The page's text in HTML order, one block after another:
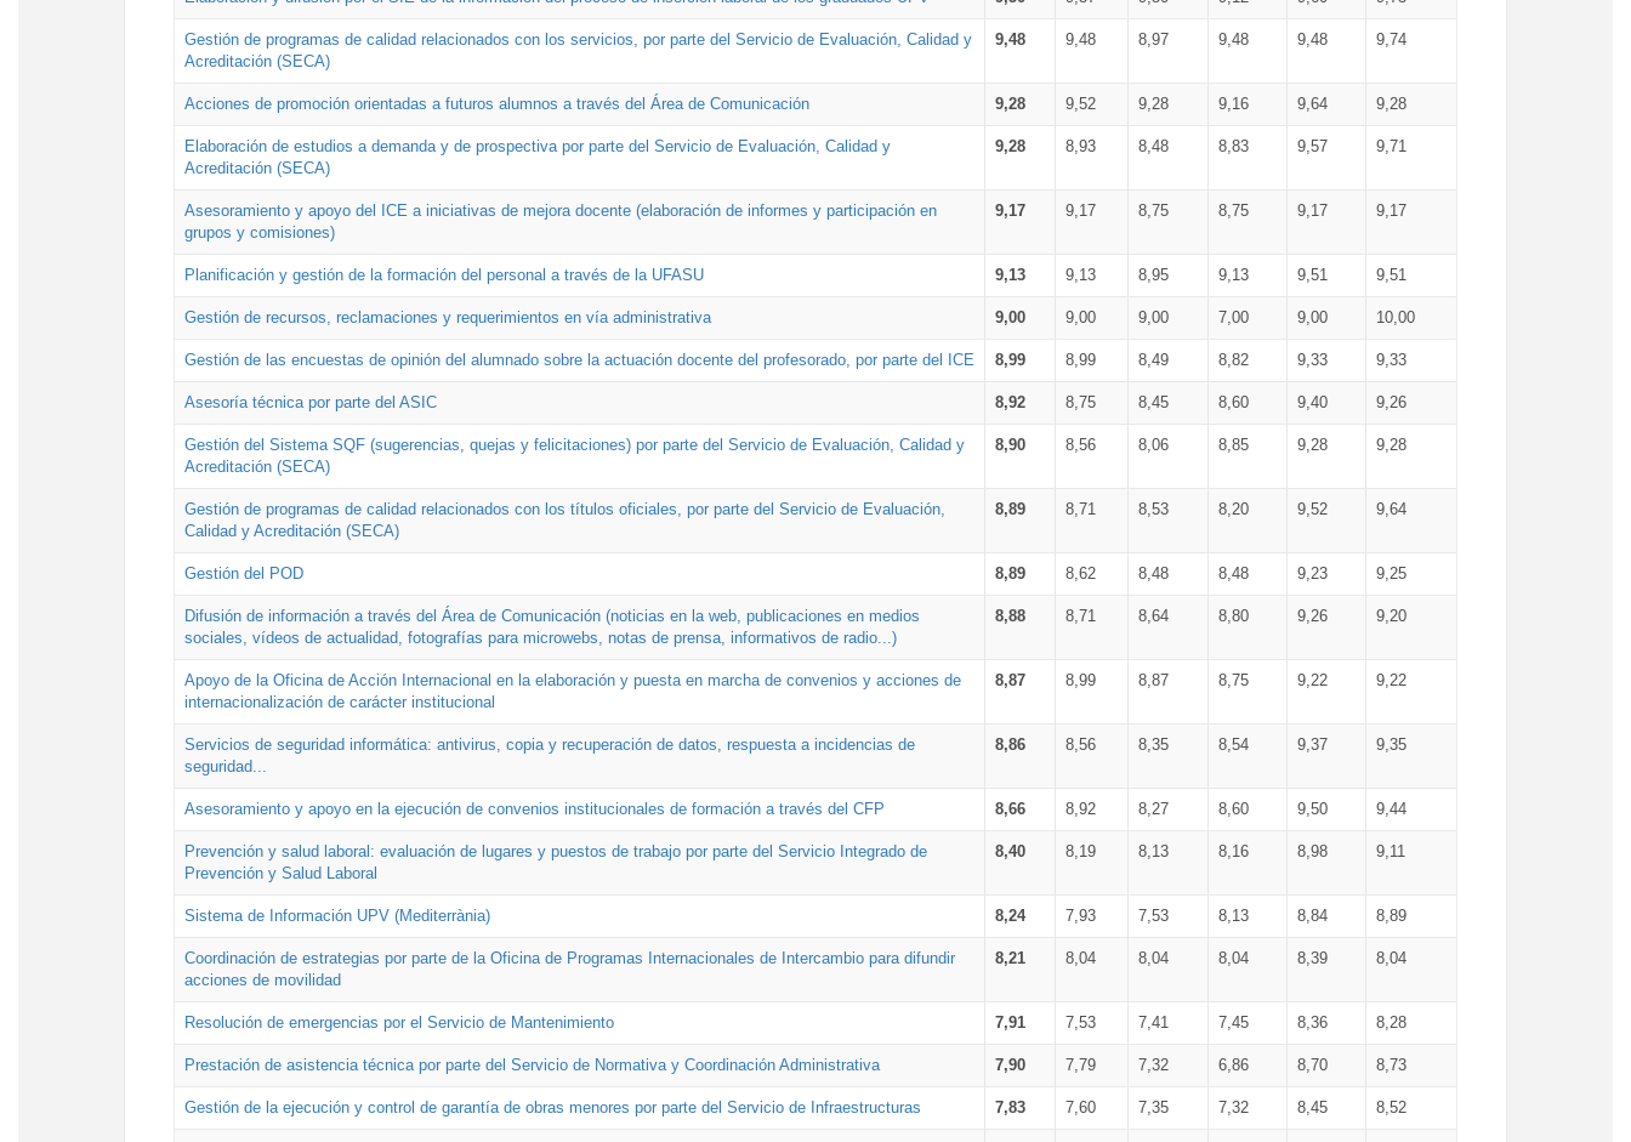
Gestión de programas de calidad relacionados con los servicios, por parte del Servicio de Evaluación, Calidad y
Acreditación (SECA)
9,48 9,48 8,97 9,48 9,48 9,74
Acciones de promoción orientadas a futuros alumnos a través del Área de Comunicación 9,28 9,52 9,28 9,16 9,64 9,28
Elaboración de estudios a demanda y de prospectiva por parte del Servicio de Evaluación, Calidad y
Acreditación (SECA)
9,28 8,93 8,48 8,83 9,57 9,71
Asesoramiento y apoyo del ICE a iniciativas de mejora docente (elaboración de informes y participación en
grupos y comisiones)
9,17 9,17 8,75 8,75 9,17 9,17
Planificación y gestión de la formación del personal a través de la UFASU 9,13 9,13 8,95 9,13 9,51 9,51
Gestión de recursos, reclamaciones y requerimientos en vía administrativa 9,00 9,00 9,00 7,00 9,00 10,00
Gestión de las encuestas de opinión del alumnado sobre la actuación docente del profesorado, por parte del ICE 8,99 8,99 8,49 8,82 9,33 9,33
Asesoría técnica por parte del ASIC 8,92 8,75 8,45 8,60 9,40 9,26
Gestión del Sistema SQF (sugerencias, quejas y felicitaciones) por parte del Servicio de Evaluación, Calidad y
Acreditación (SECA)
8,90 8,56 8,06 8,85 9,28 9,28
Gestión de programas de calidad relacionados con los títulos oficiales, por parte del Servicio de Evaluación,
Calidad y Acreditación (SECA)
8,89 8,71 8,53 8,20 9,52 9,64
Gestión del POD 8,89 8,62 8,48 8,48 9,23 9,25
Difusión de información a través del Área de Comunicación (noticias en la web, publicaciones en medios
sociales, vídeos de actualidad, fotografías para microwebs, notas de prensa, informativos de radio...)
8,88 8,71 8,64 8,80 9,26 9,20
Apoyo de la Oficina de Acción Internacional en la elaboración y puesta en marcha de convenios y acciones de
internacionalización de carácter institucional
8,87 8,99 8,87 8,75 9,22 9,22
Servicios de seguridad informática: antivirus, copia y recuperación de datos, respuesta a incidencias de
seguridad...
8,86 8,56 8,35 8,54 9,37 9,35
Asesoramiento y apoyo en la ejecución de convenios institucionales de formación a través del CFP 8,66 8,92 8,27 8,60 9,50 9,44
Prevención y salud laboral: evaluación de lugares y puestos de trabajo por parte del Servicio Integrado de
Prevención y Salud Laboral
8,40 8,19 8,13 8,16 8,98 9,11
Sistema de Información UPV (Mediterrània) 8,24 7,93 7,53 8,13 8,84 8,89
Coordinación de estrategias por parte de la Oficina de Programas Internacionales de Intercambio para difundir
acciones de movilidad
8,21 8,04 8,04 8,04 8,39 8,04
Resolución de emergencias por el Servicio de Mantenimiento 7,91 7,53 7,41 7,45 8,36 8,28
Prestación de asistencia técnica por parte del Servicio de Normativa y Coordinación Administrativa 7,90 7,79 7,32 6,86 8,70 8,73
Gestión de la ejecución y control de garantía de obras menores por parte del Servicio de Infraestructuras 7,83 7,60 7,35 7,32 8,45 8,52